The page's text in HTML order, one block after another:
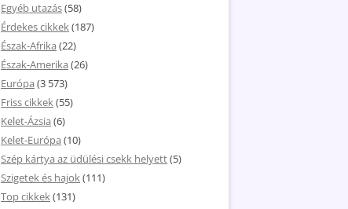
Egyéb utazás(58)
Érdekes cikkek(187)
Észak-Afrika (22)
Észak-Amerika (26)
Európa (3 573)
Friss cikkek(55)
Kelet-Ázsia (6)
Kelet-Európa (10)
Szép kártya az üdülési csekk helyett(5)
Szigetek és hajok(111)
Top cikkek(131)